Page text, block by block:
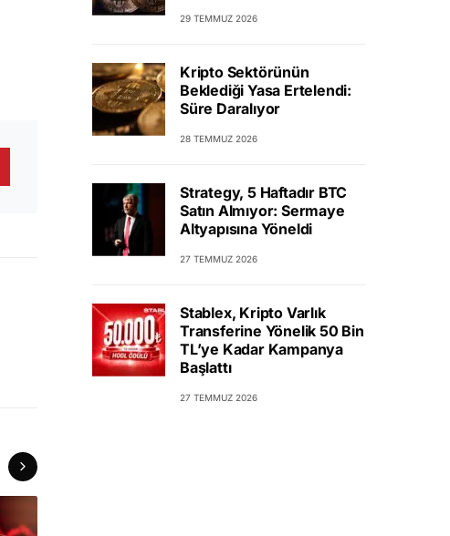
29 TEMMUZ 2026
Kripto Sektörünün
Beklediği Yasa Ertelendi:
Süre Daralıyor
28 TEMMUZ 2026
Strategy, 5 Haftadır BTC
Satın Almıyor: Sermaye
Altyapısına Yöneldi
27 TEMMUZ 2026
Stablex, Kripto Varlık
Transferine Yönelik 50 Bin
TL’ye Kadar Kampanya
Başlattı
27 TEMMUZ 2026